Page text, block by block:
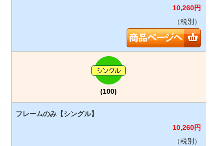
10,260円
（税別）
(100)
10,260円
（税別）